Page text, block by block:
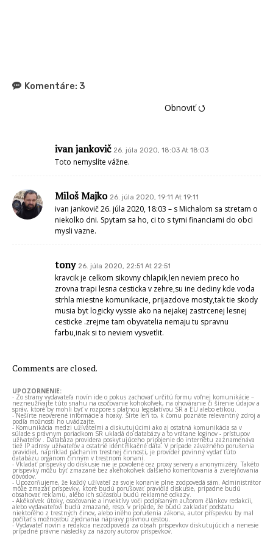
Komentáre: 3
Obnoviť ⭯
ivan jankovič 26. júla 2020, 18:03 At 18:03
Toto nemyslíte vážne.
Miloš Majko 26. júla 2020, 19:11 At 19:11
ivan jankovič 26. júla 2020, 18:03 – s Michalom sa stretam o
niekolko dni. Spytam sa ho, ci to s tymi financiami do obci
mysli vazne.
tony 26. júla 2020, 22:51 At 22:51
kravcik je celkom sikovny chlapik,len neviem preco ho
zrovna trapi lesna cesticka v zehre,su ine dediny kde voda
strhla miestne komunikacie, prijazdove mosty,tak tie skody
musia byt logicky vyssie ako na nejakej zastrcenej lesnej
cesticke .zrejme tam obyvatelia nemaju tu spravnu
farbu,inak si to neviem vysvetlit.
Comments are closed.
UPOZORNENIE:
- Zo strany vydavateľa novín ide o pokus zachovať určitú formu voľnej komunikácie –
nezneužívajte túto snahu na osočovanie kohokoľvek, na ohováranie či šírenie údajov a
správ, ktoré by mohli byť v rozpore s platnou legislatívou SR a EÚ alebo etikou.
- Nešírte neoverené informácie a hoaxy. Šírte len to, k čomu poznáte relevantný zdroj a
podľa možnosti ho uvádzajte.
- Komunikácia medzi užívateľmi a diskutujúcimi ako aj ostatná komunikácia sa v
súlade s právnym poriadkom SR ukladá do databázy a to vrátane loginov - prístupov
užívateľov . Databáza providera poskytujúceho pripojenie do internetu zaznamenáva
tiež IP adresy užívateľov a ostatné identifikačné dáta. V prípade závažného porušenia
pravidiel, napríklad páchaním trestnej činnosti, je provider povinný vydať túto
databázu orgánom činným v trestnom konaní.
- Vkladať príspevky do diskusie nie je povolené cez proxy servery a anonymizéry. Takéto
príspevky môžu byť zmazané bez akéhokoľvek ďalšieho komentovania a zverejňovania
dôvodov.
- Upozorňujeme, že každý užívateľ za svoje konanie plne zodpovedá sám. Administrátor
môže zmazať príspevky, ktoré budú porušovať pravidlá diskusie, prípadne budú
obsahovať reklamu, alebo ich súčasťou budú reklamné odkazy.
- Akékoľvek útoky, osočovanie a invektívy voči podpísaným autorom článkov redakcii,
alebo vydavateľovi budú zmazané, resp. v prípade, že budú zakladať podstatu
niektorého z trestných činov, alebo iného porušenia zákona, autor príspevku by mal
počítať s možnosťou zjednania nápravy právnou cestou.
- Vydavateľ novín a redakcia nezodpovedá za obsah príspevkov diskutujúcich a nenesie
prípadné právne následky za názory autorov príspevkov.